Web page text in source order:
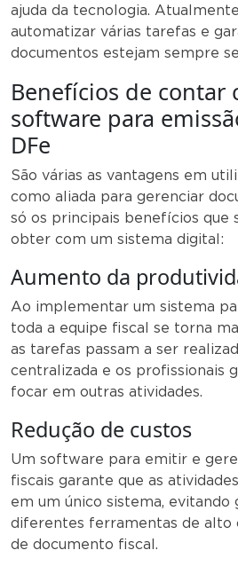
ajuda da tecnologia.
automatizar várias tarefas e
documentos estejam sempre
Benefícios de contar
software para
DFe
São várias as vantagens em
como aliada para gerenciar
só os principais benefícios que
obter com um sistema digital:
Aumento da
Ao implementar um sistema
toda a equipe fiscal se torna
as tarefas passam a ser
centralizada e os profissionais
focar em outras atividades.
Redução de custos
Um software para emitir e
fiscais garante que as
em um único sistema, evitando
diferentes ferramentas de alto
de documento fiscal.